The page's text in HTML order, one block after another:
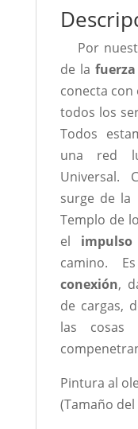
Por
de la
conecta con
todos los
Todos
una red
Universal.
surge de la
Templo de
el impulso
camino.
conexión,
de cargas,
las cosas
Pintura al
(Tamaño del